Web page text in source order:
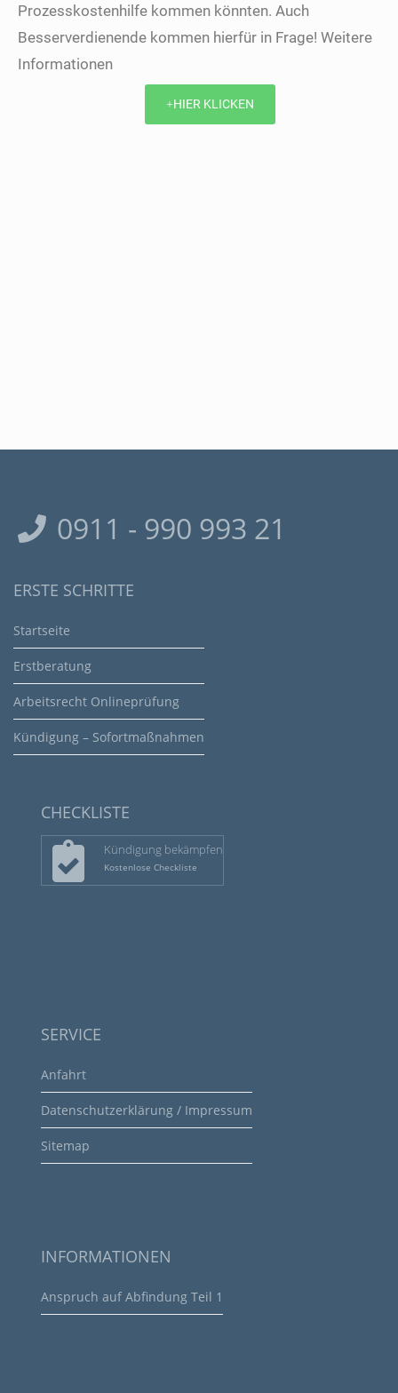
Prozesskostenhilfe kommen könnten. Auch
Besserverdienende kommen hierfür in Frage! Weitere
Informationen
HIER KLICKEN
0911 - 990 993 21
ERSTE SCHRITTE
Startseite
Erstberatung
Arbeitsrecht Onlineprüfung
Kündigung – Sofortmaßnahmen
CHECKLISTE
Kündigung bekämpfen
Kostenlose Checkliste
SERVICE
Anfahrt
Datenschutzerklärung / Impressum
Sitemap
INFORMATIONEN
Anspruch auf Abfindung Teil 1